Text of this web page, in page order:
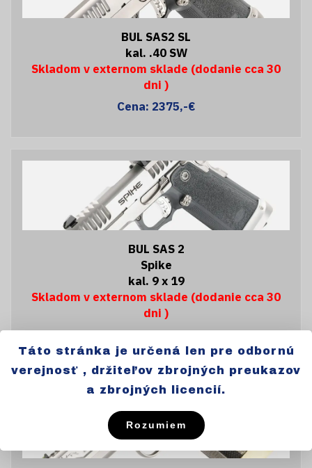
BUL SAS2 SL
kal. .40 SW
Skladom v externom sklade (dodanie cca 30
dni )
Cena: 2375,-€
BUL SAS 2
Spike
kal. 9 x 19
Skladom v externom sklade (dodanie cca 30
dni )
Cena: 5988,-€
Táto stránka je určená len pre odbornú
verejnosť , držiteľov zbrojných preukazov
a zbrojných licencií.
Rozumiem